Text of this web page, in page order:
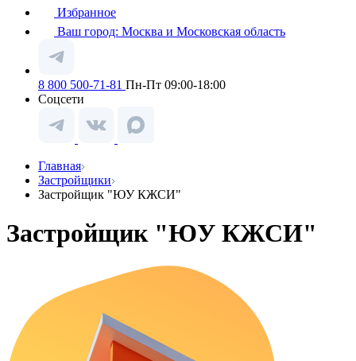
Избранное
Ваш город: Москва и Московская область
8 800 500-71-81 Пн-Пт 09:00-18:00
Соцсети
Главная
Застройщики
Застройщик "ЮУ КЖСИ"
Застройщик "ЮУ КЖСИ"